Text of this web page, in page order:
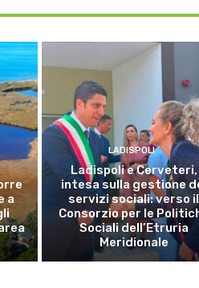
a
LADISPOLI
Ladispoli e Cerveteri,
intesa sulla gestione
servizi sociali: verso il
Consorzio per le
Sociali dell’Etruria
Meridionale